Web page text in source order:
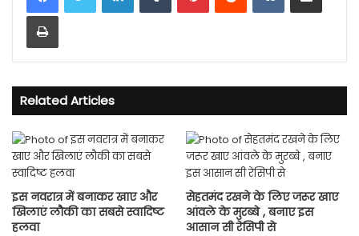
Print
Related Articles
इस नवरात्र में बनाकर खाए और
खिलाएं लौकी का सबसे स्वादिष्ट
हलवा
सेहतमंद रखने के लिए जरूर खाए
आंवले के मुरब्बे , बनाए इस
आसान सी रेसिपी से